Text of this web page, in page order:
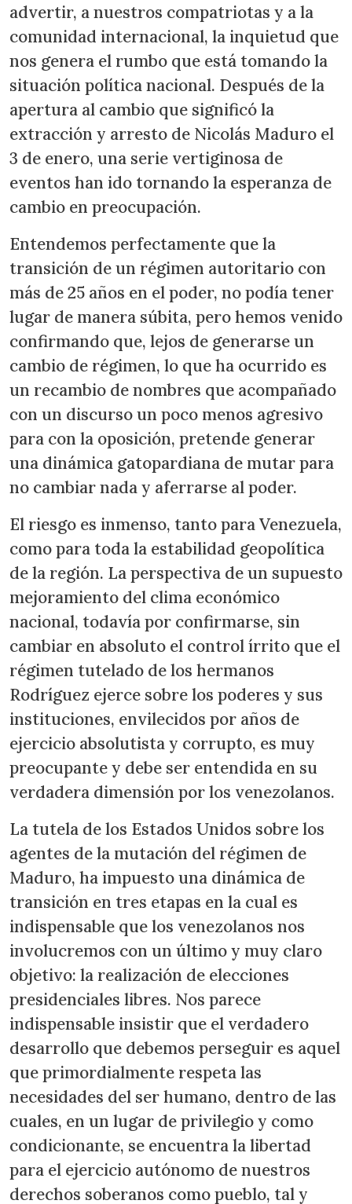
advertir, a nuestros compatriotas y a la
comunidad internacional, la inquietud que
nos genera el rumbo que está tomando la
situación política nacional. Después de la
apertura al cambio que significó la
extracción y arresto de Nicolás Maduro el
3 de enero, una serie vertiginosa de
eventos han ido tornando la esperanza de
cambio en preocupación.
Entendemos perfectamente que la
transición de un régimen autoritario con
más de 25 años en el poder, no podía tener
lugar de manera súbita, pero hemos venido
confirmando que, lejos de generarse un
cambio de régimen, lo que ha ocurrido es
un recambio de nombres que acompañado
con un discurso un poco menos agresivo
para con la oposición, pretende generar
una dinámica gatopardiana de mutar para
no cambiar nada y aferrarse al poder.
El riesgo es inmenso, tanto para Venezuela,
como para toda la estabilidad geopolítica
de la región. La perspectiva de un supuesto
mejoramiento del clima económico
nacional, todavía por confirmarse, sin
cambiar en absoluto el control írrito que el
régimen tutelado de los hermanos
Rodríguez ejerce sobre los poderes y sus
instituciones, envilecidos por años de
ejercicio absolutista y corrupto, es muy
preocupante y debe ser entendida en su
verdadera dimensión por los venezolanos.
La tutela de los Estados Unidos sobre los
agentes de la mutación del régimen de
Maduro, ha impuesto una dinámica de
transición en tres etapas en la cual es
indispensable que los venezolanos nos
involucremos con un último y muy claro
objetivo: la realización de elecciones
presidenciales libres. Nos parece
indispensable insistir que el verdadero
desarrollo que debemos perseguir es aquel
que primordialmente respeta las
necesidades del ser humano, dentro de las
cuales, en un lugar de privilegio y como
condicionante, se encuentra la libertad
para el ejercicio autónomo de nuestros
derechos soberanos como pueblo, tal y